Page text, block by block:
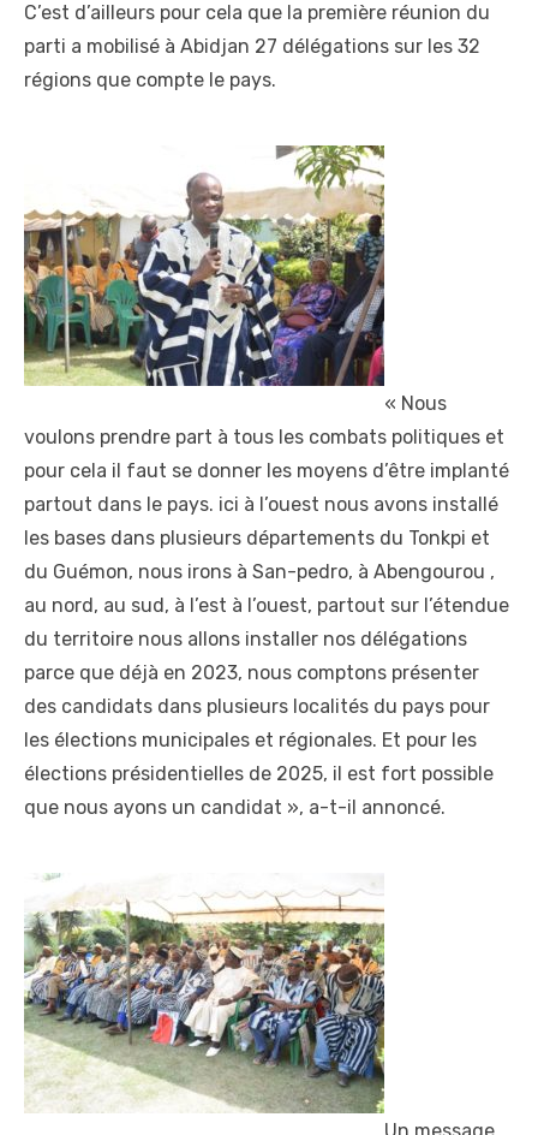
C’est d’ailleurs pour cela que la première réunion du
parti a mobilisé à Abidjan 27 délégations sur les 32
régions que compte le pays.
« Nous
voulons prendre part à tous les combats politiques et
pour cela il faut se donner les moyens d’être implanté
partout dans le pays. ici à l’ouest nous avons installé
les bases dans plusieurs départements du Tonkpi et
du Guémon, nous irons à San-pedro, à Abengourou ,
au nord, au sud, à l’est à l’ouest, partout sur l’étendue
du territoire nous allons installer nos délégations
parce que déjà en 2023, nous comptons présenter
des candidats dans plusieurs localités du pays pour
les élections municipales et régionales. Et pour les
élections présidentielles de 2025, il est fort possible
que nous ayons un candidat », a-t-il annoncé.